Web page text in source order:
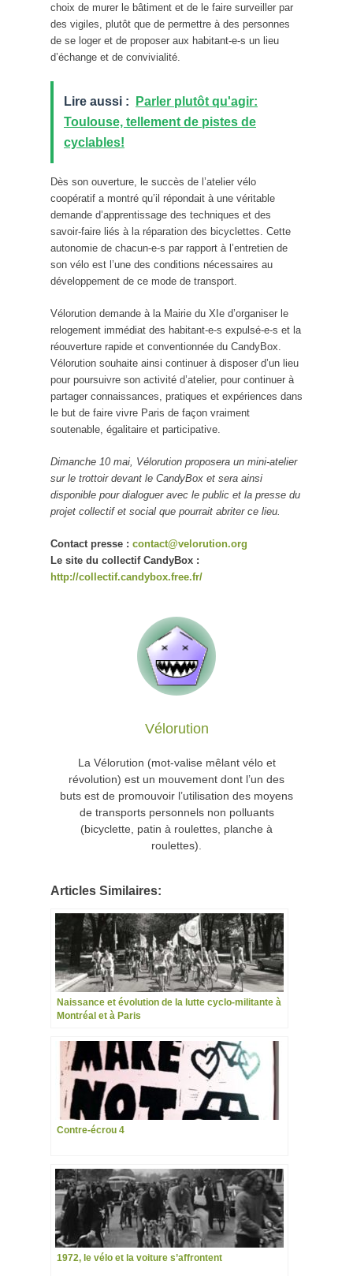
choix de murer le bâtiment et de le faire surveiller par
des vigiles, plutôt que de permettre à des personnes
de se loger et de proposer aux habitant-e-s un lieu
d’échange et de convivialité.
Lire aussi :
Parler plutôt qu'agir:
Toulouse, tellement de pistes de
cyclables!
Dès son ouverture, le succès de l’atelier vélo
coopératif a montré qu’il répondait à une véritable
demande d’apprentissage des techniques et des
savoir-faire liés à la réparation des bicyclettes. Cette
autonomie de chacun-e-s par rapport à l’entretien de
son vélo est l’une des conditions nécessaires au
développement de ce mode de transport.
Vélorution demande à la Mairie du XIe d’organiser le
relogement immédiat des habitant-e-s expulsé-e-s et la
réouverture rapide et conventionnée du CandyBox.
Vélorution souhaite ainsi continuer à disposer d’un lieu
pour poursuivre son activité d’atelier, pour continuer à
partager connaissances, pratiques et expériences dans
le but de faire vivre Paris de façon vraiment
soutenable, égalitaire et participative.
Dimanche 10 mai, Vélorution proposera un mini-atelier
sur le trottoir devant le CandyBox et sera ainsi
disponible pour dialoguer avec le public et la presse du
projet collectif et social que pourrait abriter ce lieu.
Contact presse : contact@velorution.org
Le site du collectif CandyBox :
http://collectif.candybox.free.fr/
Vélorution
La Vélorution (mot-valise mêlant vélo et
révolution) est un mouvement dont l’un des
buts est de promouvoir l’utilisation des moyens
de transports personnels non polluants
(bicyclette, patin à roulettes, planche à
roulettes).
Articles Similaires:
Naissance et évolution de la lutte cyclo-militante à
Montréal et à Paris
Contre-écrou 4
1972, le vélo et la voiture s’affrontent